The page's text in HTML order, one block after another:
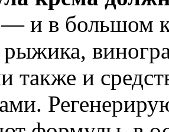
— и в большом
также и